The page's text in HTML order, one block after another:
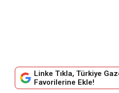
Linke Tıkla, Türkiye
Favorilerine Ekle!